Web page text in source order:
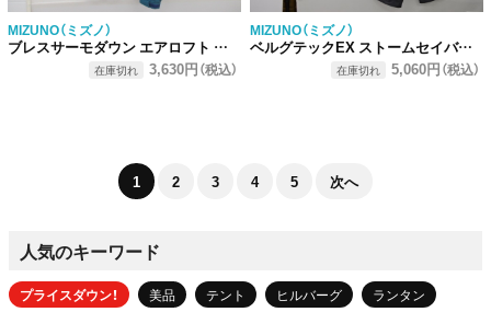
MIZUNO（ミズノ）
ブレスサーモダウン エアロフト ハイブリッド ジャケット
在庫切れ 3,630円（税込）
MIZUNO（ミズノ）
ベルグテックEX ストームセイバーVレインスーツ
在庫切れ 5,060円（税込）
1 2 3 4 5 次へ
人気のキーワード
プライスダウン！ 美品 テント ヒルバーグ
ランタン